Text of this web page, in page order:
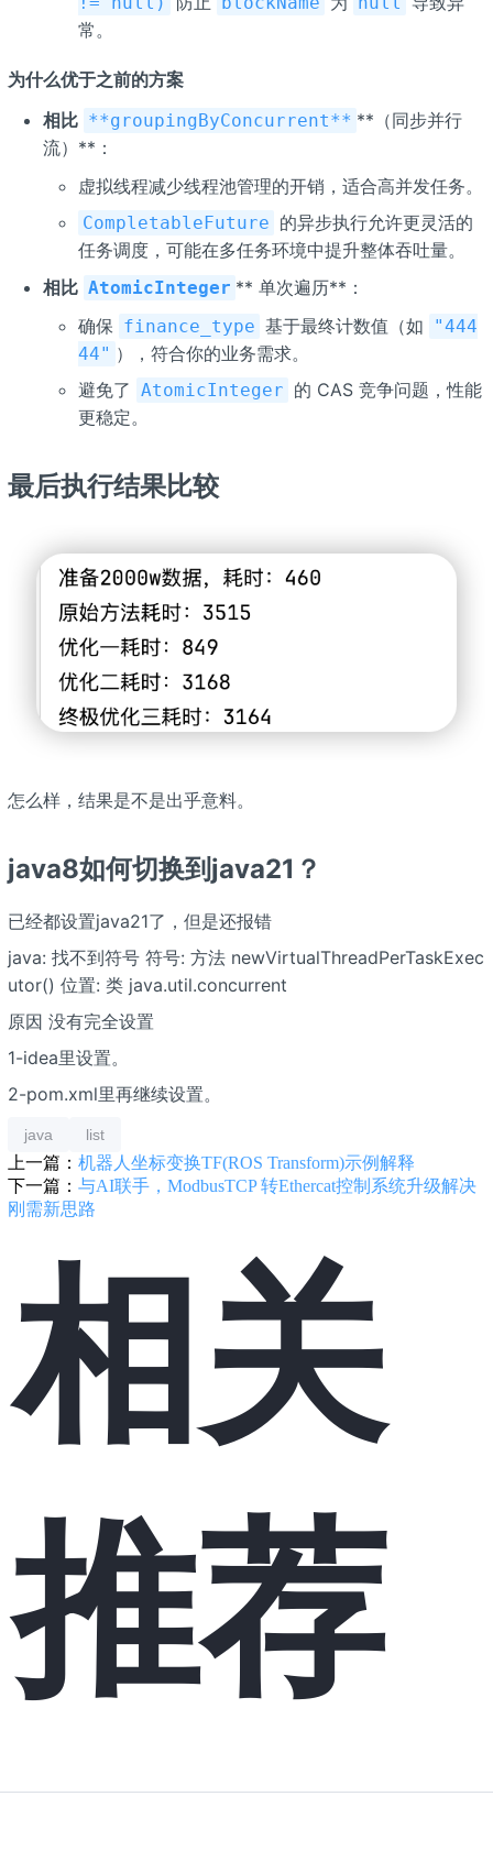
常。
为什么优于之前的方案
相比 **groupingByConcurrent** **（同步并行
流）**：
虚拟线程减少线程池管理的开销，适合高并发任务。
CompletableFuture 的异步执行允许更灵活的
任务调度，可能在多任务环境中提升整体吞吐量。
相比 AtomicInteger ** 单次遍历**：
确保 finance_type 基于最终计数值（如
"444
44" ），符合你的业务需求。
避免了 AtomicInteger 的 CAS 竞争问题，性能
更稳定。
最后执行结果比较
怎么样，结果是不是出乎意料。
java8如何切换到java21？
已经都设置java21了，但是还报错
java: 找不到符号 符号: 方法 newVirtualThreadPerTaskExec
utor() 位置: 类 java.util.concurrent
原因 没有完全设置
1-idea里设置。
2-pom.xml里再继续设置。
java list
上一篇： 机器人坐标变换TF(ROS Transform)示例解释
下一篇： 与AI联手，ModbusTCP 转Ethercat控制系统升级解决
刚需新思路
相关
推荐